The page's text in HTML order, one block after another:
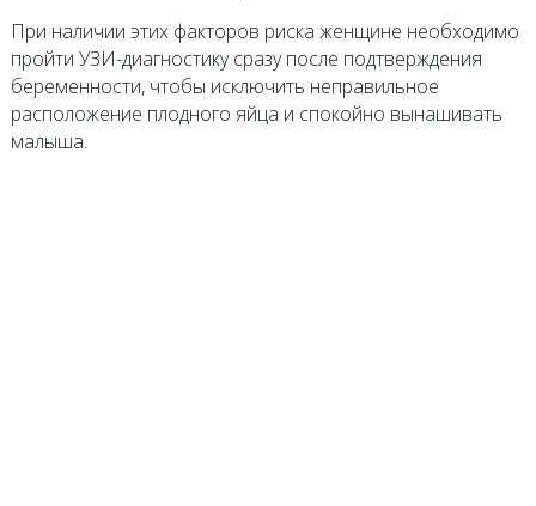
При наличии этих факторов риска женщине необходимо
пройти УЗИ-диагностику сразу после подтверждения
беременности, чтобы исключить неправильное
расположение плодного яйца и спокойно вынашивать
малыша.